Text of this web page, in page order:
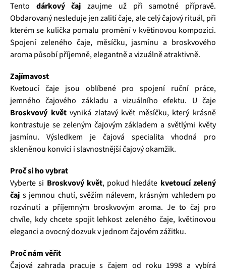
Tento dárkový čaj zaujme už při samotné přípravě.
Obdarovaný nesleduje jen zalití čaje, ale celý čajový rituál, při
kterém se kulička pomalu promění v květinovou kompozici.
Spojení zeleného čaje, měsíčku, jasmínu a broskvového
aroma působí příjemně, elegantně a vizuálně atraktivně.
Zajímavost
Kvetoucí čaje jsou oblíbené pro spojení ruční práce,
jemného čajového základu a vizuálního efektu. U čaje
Broskvový květvyniká zlatavý květ měsíčku, který krásně
kontrastuje se zeleným čajovým základem a světlými květy
jasmínu. Výsledkem je čajová specialita vhodná pro
skleněnou konvici i slavnostnější čajový okamžik.
Proč si ho vybrat
Vyberte si Broskvový květ, pokud hledáte kvetoucí zelený
čaj s jemnou chutí, svěžím nálevem, krásným vzhledem po
rozvinutí a příjemným broskvovým aroma. Je to čaj pro
chvíle, kdy chcete spojit lehkost zeleného čaje, květinovou
eleganci a ovocný dozvuk v jednom čajovém zážitku.
Proč nám věřit
Čajová zahrada pracuje s čajem od roku 1998 a vybírá